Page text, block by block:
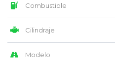
Combustible
Cilindraje
Modelo